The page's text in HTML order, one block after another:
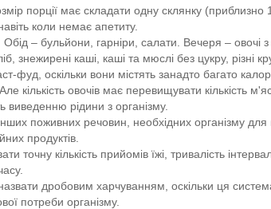
порції має складати одну склянку (приблизно
коли немає апетиту.
– бульйони, гарніри, салати. Вечеря – овочі з
знежирені каші, каші та мюслі без цукру, різні
оскільки вони містять занадто багато
овочів має перевищувати кількість
рідини з організму.
поживних речовин, необхідних організму
продуктів.
кількість прийомів їжі, тривалість
дробовим харчуванням, оскільки ця
потреби організму.